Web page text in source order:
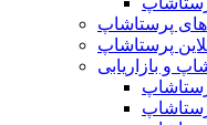
پرستاشاپ
پرستاشاپ
و بازاریابی